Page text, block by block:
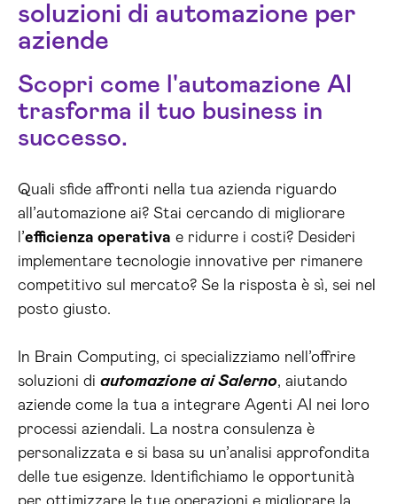
soluzioni di automazione per
aziende
Scopri come l'automazione AI
trasforma il tuo business in
successo.
Quali sfide affronti nella tua azienda riguardo
all’automazione ai? Stai cercando di migliorare
l’efficienza operativa e ridurre i costi? Desideri
implementare tecnologie innovative per rimanere
competitivo sul mercato? Se la risposta è sì, sei nel
posto giusto.
In Brain Computing, ci specializziamo nell’offrire
soluzioni di automazione ai Salerno, aiutando
aziende come la tua a integrare Agenti AI nei loro
processi aziendali. La nostra consulenza è
personalizzata e si basa su un’analisi approfondita
delle tue esigenze. Identifichiamo le opportunità